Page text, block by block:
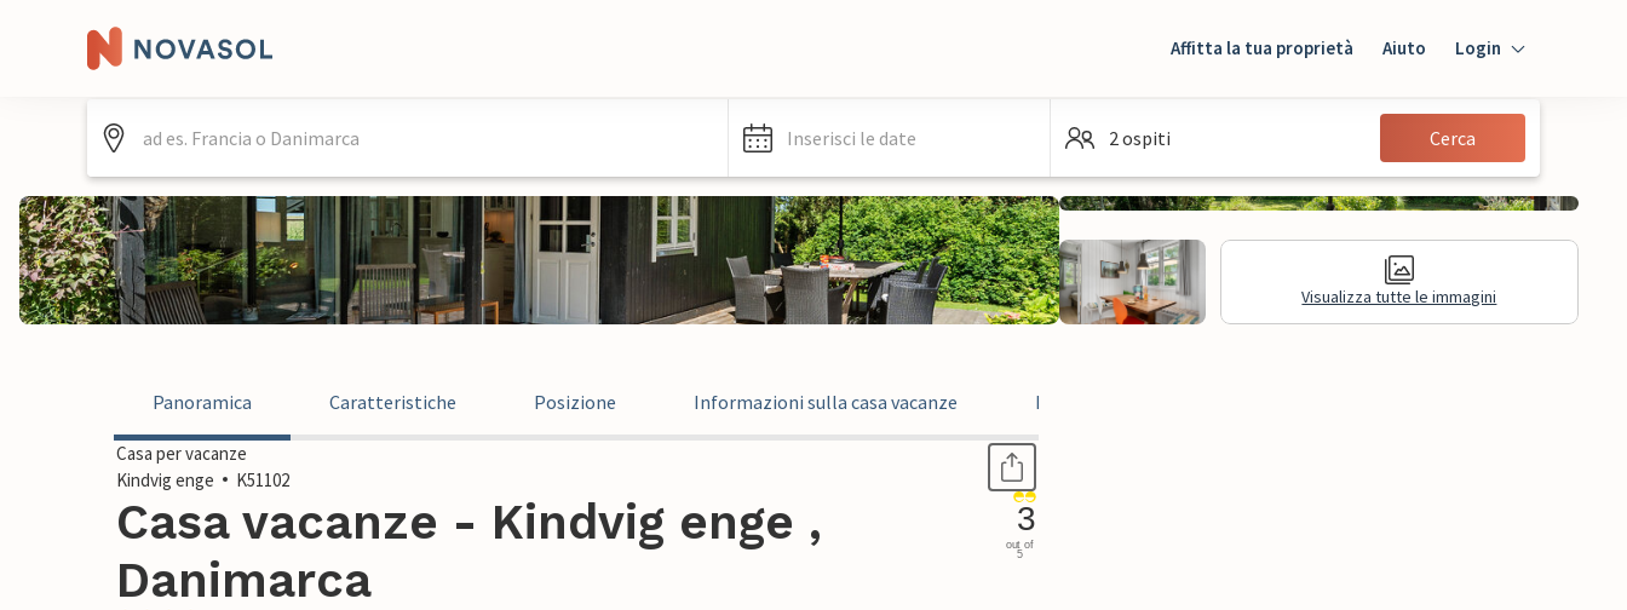
Affitta la tua proprietà Aiuto Login
Ospiti
Inserisci le date 2 ospiti Cerca
Visualizza tutte le immagini
Panoramica Caratteristiche Posizione Informazioni sulla casa vacanze Recensioni
Casa per vacanze
Kindvig enge
K51102
Casa vacanze - Kindvig enge ,
Danimarca
3
out of
5